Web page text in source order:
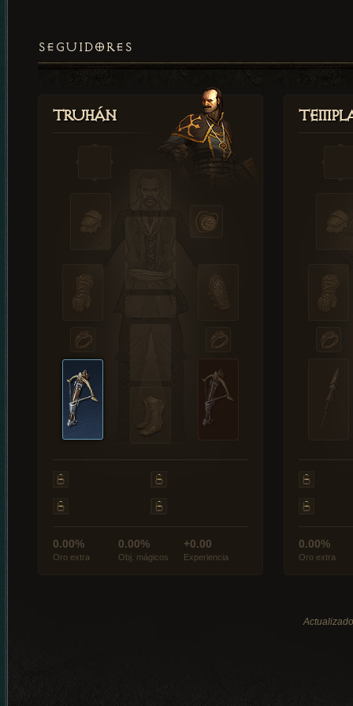
SEGUIDORES
Truhán
0.00%
Oro extra
0.00%
Obj. mágicos
+0.00
Experiencia
0.00%
Oro extra